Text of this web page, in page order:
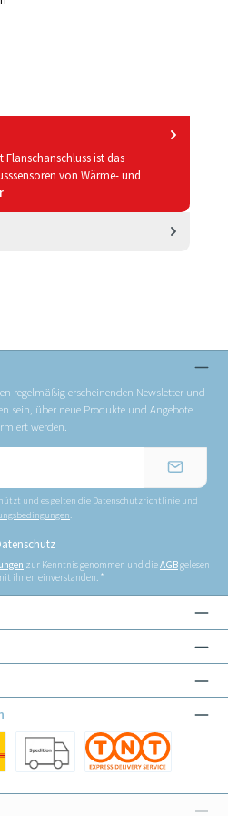
Flanschanschluss ist das
von Wärme- und
regelmäßig erscheinenden Newsletter und
sein, über neue Produkte und Angebote
werden.
und es gelten die Datenschutzrichtlinie und
.
zur Kenntnis genommen und dieAGBgelesen
ihnen einverstanden. *